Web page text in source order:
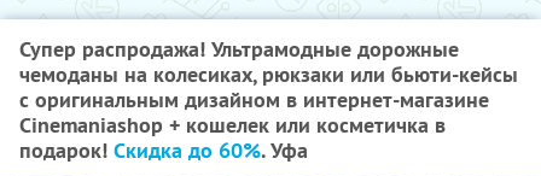
Супер распродажа! Ультрамодные дорожные
чемоданы на колесиках, рюкзаки или бьюти-кейсы
с оригинальным дизайном в интернет-магазине
Cinemaniashop + кошелек или косметичка в
подарок! Скидка до 60%. Уфа